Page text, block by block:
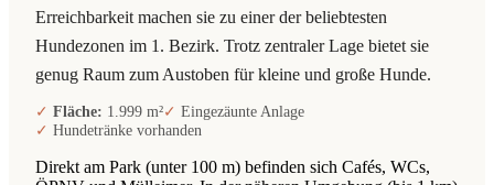
Erreichbarkeit machen sie zu einer der beliebtesten
Hundezonen im 1. Bezirk. Trotz zentraler Lage bietet sie
genug Raum zum Austoben für kleine und große Hunde.
Fläche: 1.999 m²
Eingezäunte Anlage
Hundetränke vorhanden
Direkt am Park (unter 100 m) befinden sich Cafés, WCs,